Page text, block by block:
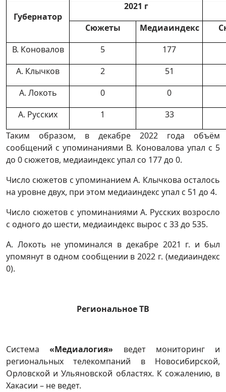
Губернатор
2021 г
Сюжеты
Медиаиндекс
В. Коновалов
5
177
А. Клычков
2
51
А. Локоть
0
0
А. Русских
1
33
Таким образом, в декабре 2022 года объём
сообщений с упоминаниями В. Коновалова упал с 5
до 0 сюжетов, медиаиндекс упал со 177 до 0.
Число сюжетов с упоминанием А. Клычкова осталось
на уровне двух, при этом медиаиндекс упал с 51 до 4.
Число сюжетов с упоминаниями А. Русских возросло
с одного до шести, медиаиндекс вырос с 33 до 535.
А. Локоть не упоминался в декабре 2021 г. и был
упомянут в одном сообщении в 2022 г. (медиаиндекс
0).
Региональное ТВ
Система«Медиалогия» ведет мониторинг и
региональных телекомпаний в Новосибирской,
Орловской и Ульяновской областях. К сожалению, в
Хакасии – не ведет.